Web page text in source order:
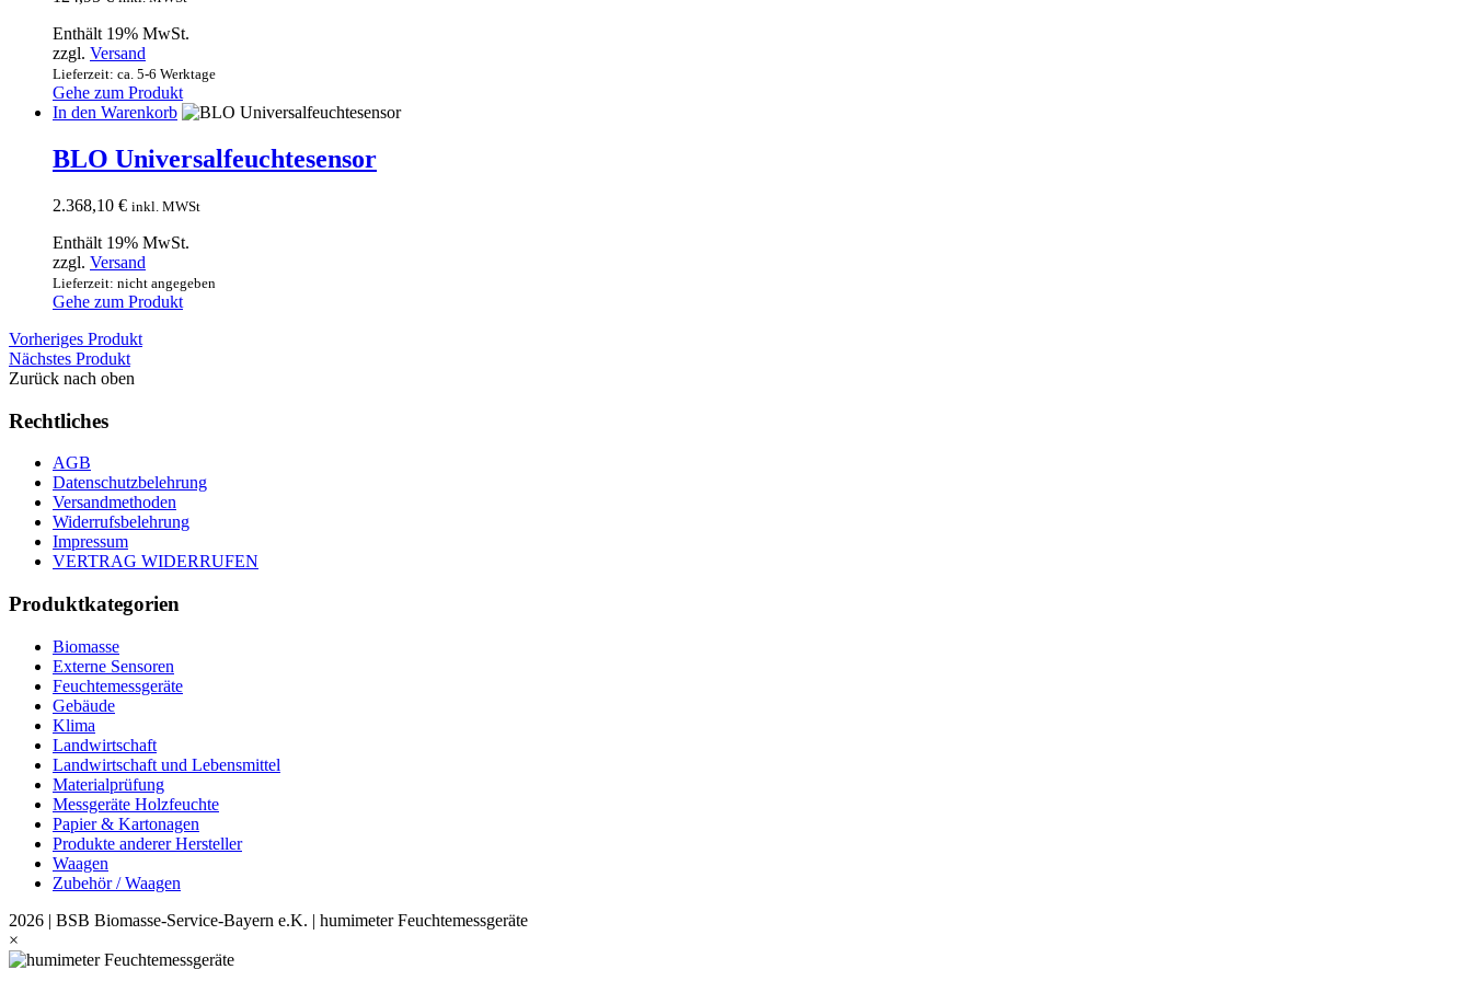
Enthält 19% MwSt.
zzgl. Versand
Lieferzeit: ca. 5-6 Werktage
Gehe zum Produkt
In den Warenkorb
BLO Universalfeuchtesensor
2.368,10 € inkl. MWSt
Enthält 19% MwSt.
zzgl. Versand
Lieferzeit: nicht angegeben
Gehe zum Produkt
Vorheriges Produkt
Nächstes Produkt
Zurück nach oben
Rechtliches
AGB
Datenschutzbelehrung
Versandmethoden
Widerrufsbelehrung
Impressum
VERTRAG WIDERRUFEN
Produktkategorien
Biomasse
Externe Sensoren
Feuchtemessgeräte
Gebäude
Klima
Landwirtschaft
Landwirtschaft und Lebensmittel
Materialprüfung
Messgeräte Holzfeuchte
Papier & Kartonagen
Produkte anderer Hersteller
Waagen
Zubehör / Waagen
2026 | BSB Biomasse-Service-Bayern e.K. | humimeter Feuchtemessgeräte
×